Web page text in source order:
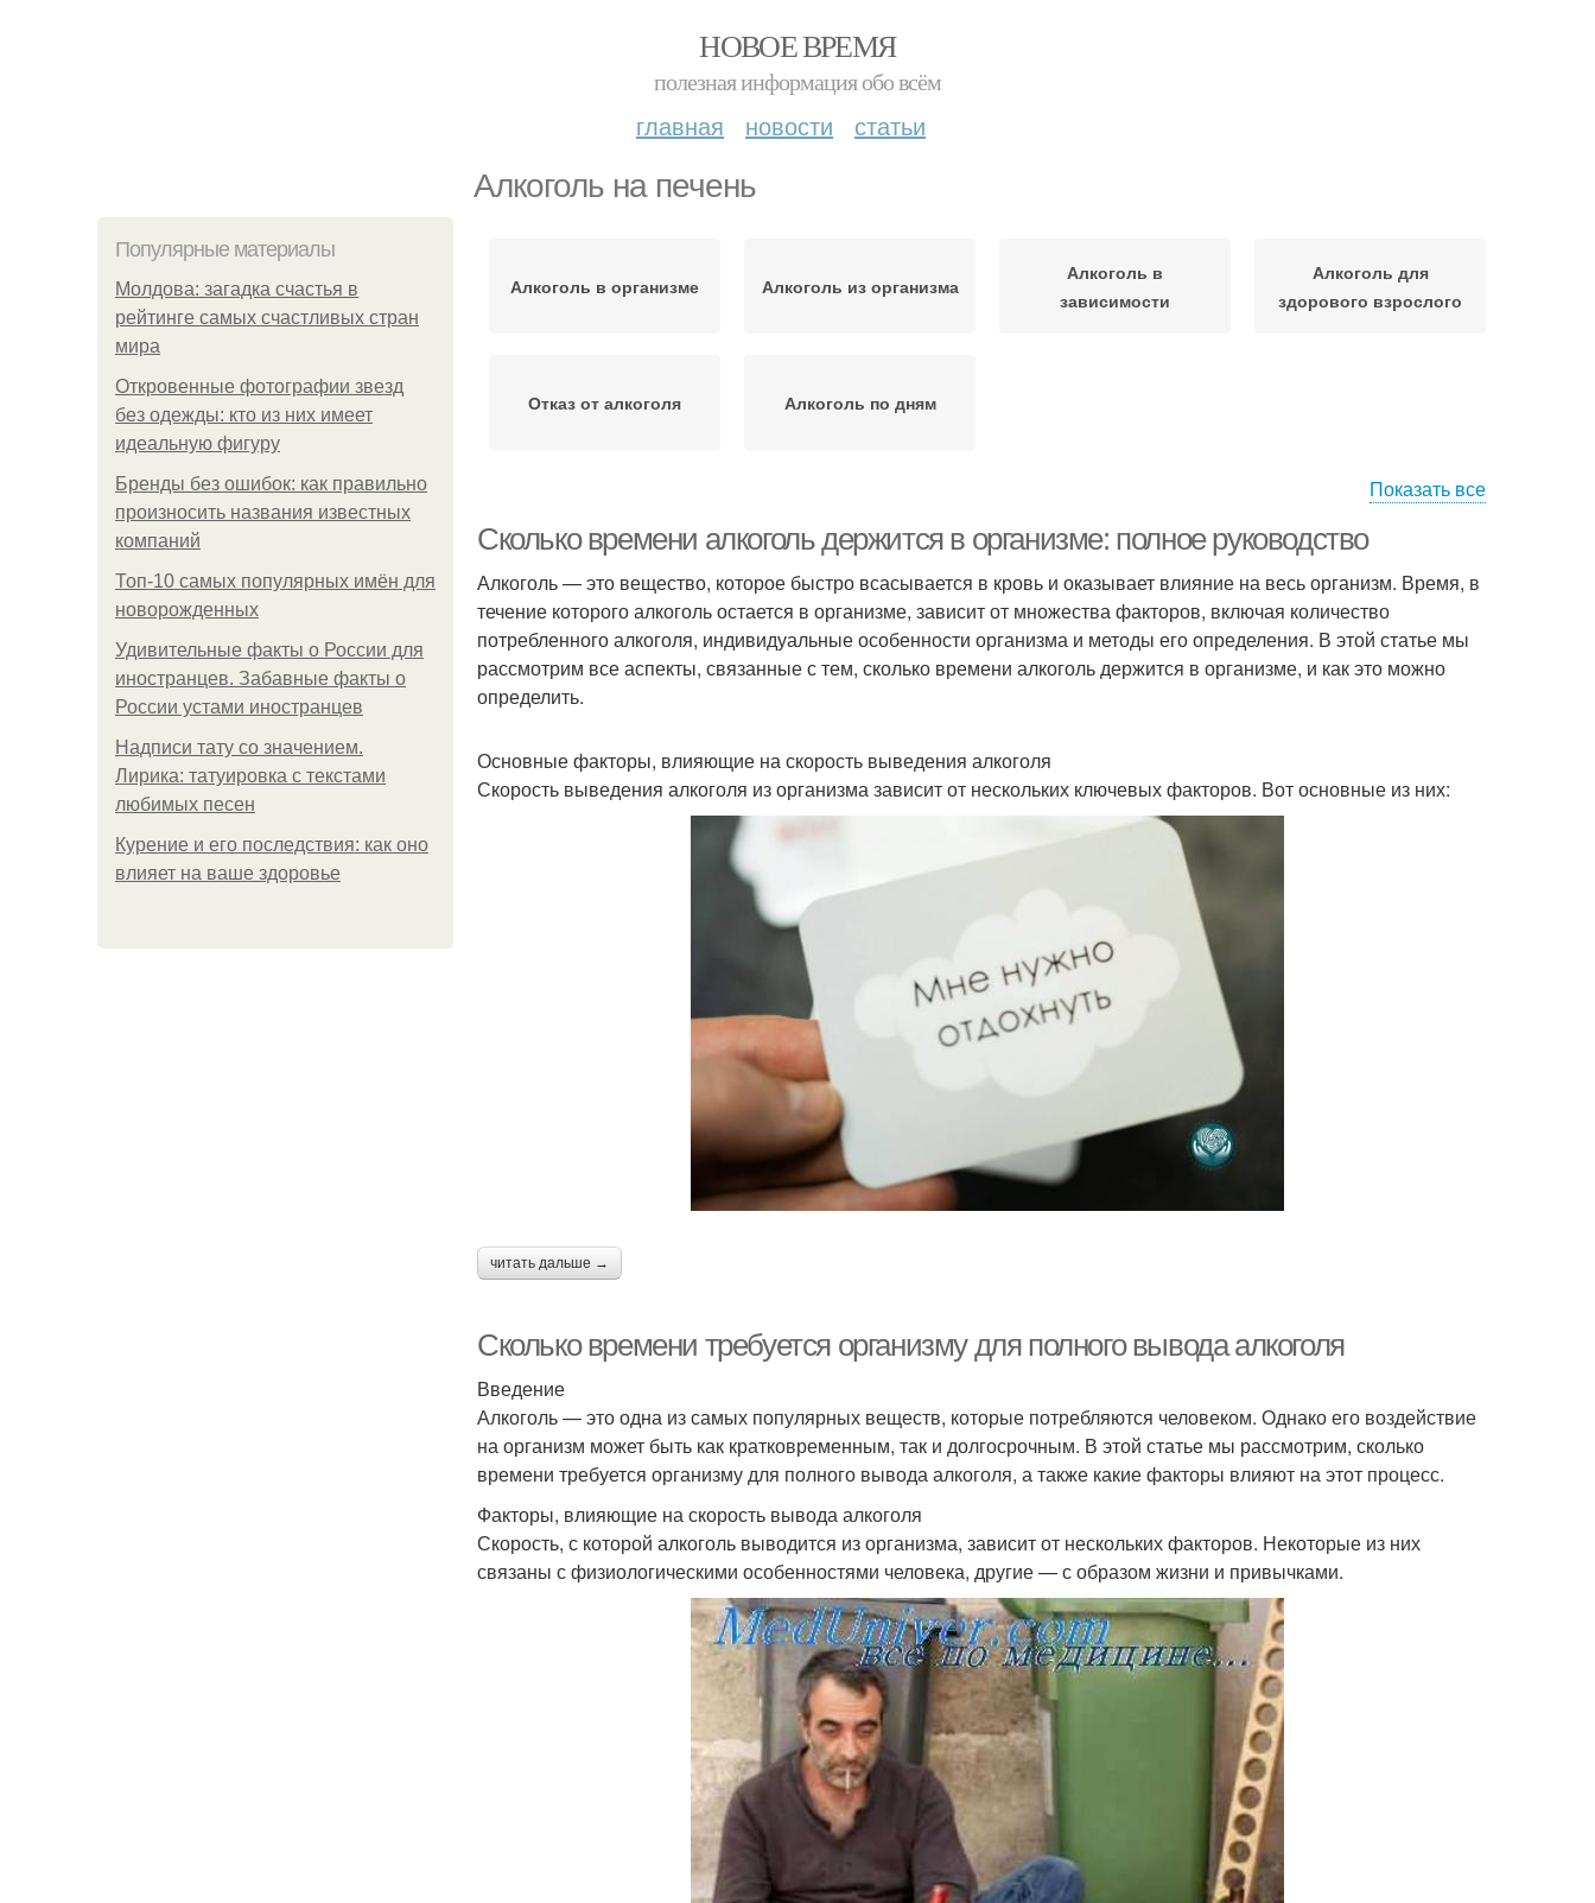
НОВОЕ ВРЕМЯ
полезная информация обо всём
главная новости статьи
Алкоголь на печень
Популярные материалы
Молдова: загадка счастья в
рейтинге самых счастливых стран
мира
Откровенные фотографии звезд
без одежды: кто из них имеет
идеальную фигуру
Бренды без ошибок: как правильно
произносить названия известных
компаний
Топ-10 самых популярных имён для
новорожденных
Удивительные факты о России для
иностранцев. Забавные факты о
России устами иностранцев
Надписи тату со значением.
Лирика: татуировка с текстами
любимых песен
Курение и его последствия: как оно
влияет на ваше здоровье
Алкоголь в организме Алкоголь из организма
Алкоголь в
зависимости
Алкоголь для
здорового взрослого
Отказ от алкоголя Алкоголь по дням
Показать все
Сколько времени алкоголь держится в организме: полное руководство
Алкоголь — это вещество, которое быстро всасывается в кровь и оказывает влияние на весь организм. Время, в
течение которого алкоголь остается в организме, зависит от множества факторов, включая количество
потребленного алкоголя, индивидуальные особенности организма и методы его определения. В этой статье мы
рассмотрим все аспекты, связанные с тем, сколько времени алкоголь держится в организме, и как это можно
определить.
Основные факторы, влияющие на скорость выведения алкоголя
Скорость выведения алкоголя из организма зависит от нескольких ключевых факторов. Вот основные из них:
читать дальше →
Сколько времени требуется организму для полного вывода алкоголя
Введение
Алкоголь — это одна из самых популярных веществ, которые потребляются человеком. Однако его воздействие
на организм может быть как кратковременным, так и долгосрочным. В этой статье мы рассмотрим, сколько
времени требуется организму для полного вывода алкоголя, а также какие факторы влияют на этот процесс.
Факторы, влияющие на скорость вывода алкоголя
Скорость, с которой алкоголь выводится из организма, зависит от нескольких факторов. Некоторые из них
связаны с физиологическими особенностями человека, другие — с образом жизни и привычками.